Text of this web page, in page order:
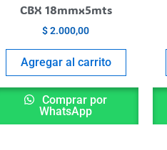
CBX 18mmx5mts
$2.000,00
Agregar al carrito
Comprar por
WhatsApp